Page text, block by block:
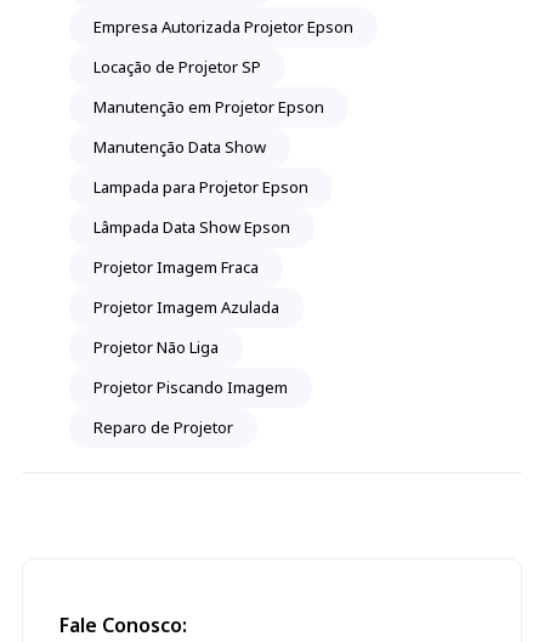
Empresa Autorizada Projetor Epson
Locação de Projetor SP
Manutenção em Projetor Epson
Manutenção Data Show
Lampada para Projetor Epson
Lâmpada Data Show Epson
Projetor Imagem Fraca
Projetor Imagem Azulada
Projetor Não Liga
Projetor Piscando Imagem
Reparo de Projetor
Fale Conosco: